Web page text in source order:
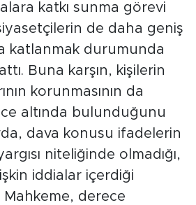
katkı sunma görevi
de daha geniş
katlanmak durumunda
Buna karşın, kişilerin
korunmasının da
altında bulunduğunu
dava konusu ifadelerin
niteliğinde olmadığı,
iddialar içerdiği
Mahkeme, derece